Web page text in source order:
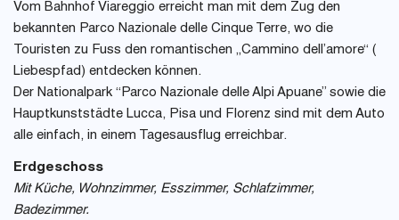
Vom Bahnhof Viareggio erreicht man mit dem Zug den
bekannten Parco Nazionale delle Cinque Terre, wo die
Touristen zu Fuss den romantischen „Cammino dell’amore“ (
Liebespfad) entdecken können.
Der Nationalpark “Parco Nazionale delle Alpi Apuane” sowie die
Hauptkunststädte Lucca, Pisa und Florenz sind mit dem Auto
alle einfach, in einem Tagesausflug erreichbar.
Erdgeschoss
Mit Küche, Wohnzimmer, Esszimmer, Schlafzimmer,
Badezimmer.